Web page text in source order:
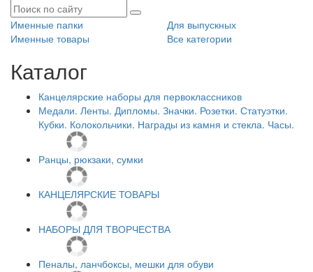
Именные папки
Для выпускных
Именные товары
Все категории
Каталог
Канцелярские наборы для первоклассников
Медали. Ленты. Дипломы. Значки. Розетки. Статуэтки.
Кубки. Колокольчики. Награды из камня и стекла. Часы.
Ранцы, рюкзаки, сумки
КАНЦЕЛЯРСКИЕ ТОВАРЫ
НАБОРЫ ДЛЯ ТВОРЧЕСТВА
Пеналы, ланчбоксы, мешки для обуви